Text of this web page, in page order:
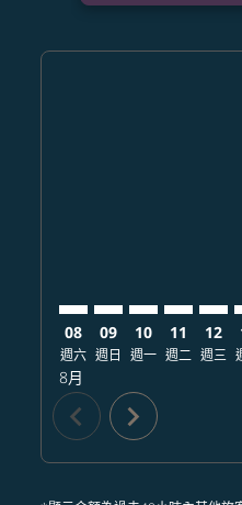
08
週六
8月
09
週日
10
週一
11
週二
12
週三
chevron_left chevron_right